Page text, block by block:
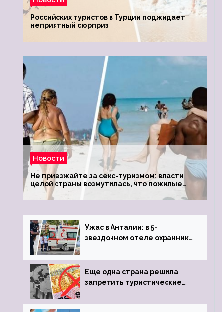
Российских туристов в Турции поджидает
неприятный сюрприз
Новости
Не приезжайте за секс-туризмом: власти
целой страны возмутилась, что пожилые
туристки массово едут к ним, чтобы
обзавестись молодыми любовниками
Ужас в Анталии: в 5-
звездочном отеле охранник
пистолета
Еще одна страна решила
запретить туристические